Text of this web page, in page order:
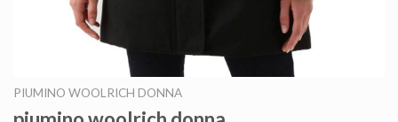
PIUMINO WOOLRICH DONNA